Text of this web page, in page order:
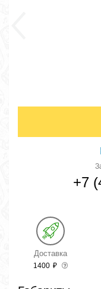
+7
Доставка
1400 ₽